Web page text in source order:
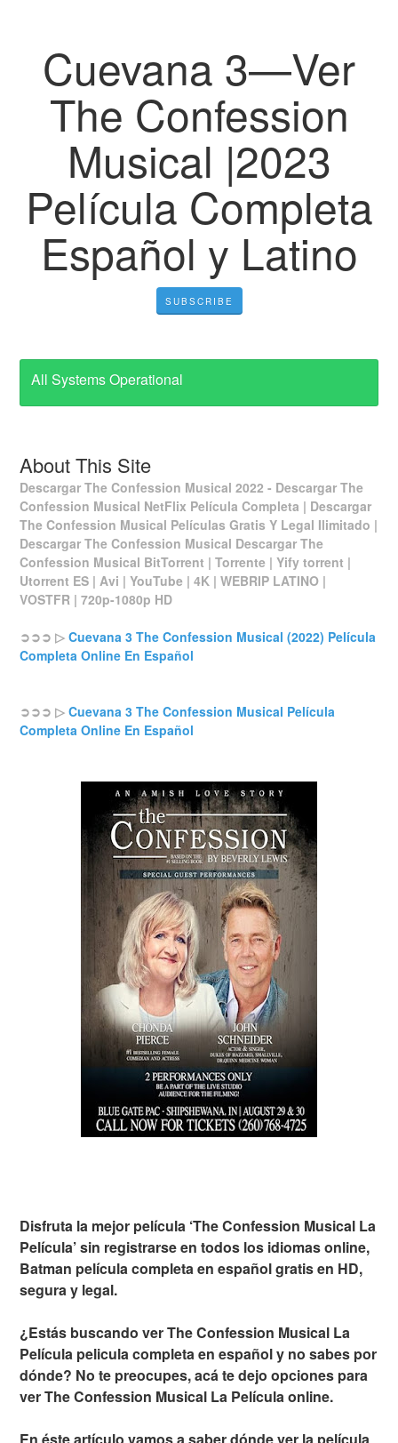
Cuevana 3—Ver
The Confession
Musical |2023
Película Completa
Español y Latino
SUBSCRIBE
All Systems Operational
About This Site
Descargar The Confession Musical 2022 - Descargar The
Confession Musical NetFlix Película Completa | Descargar
The Confession Musical Películas Gratis Y Legal Ilimitado |
Descargar The Confession Musical Descargar The
Confession Musical BitTorrent | Torrente | Yify torrent |
Utorrent ES | Avi | YouTube | 4K | WEBRIP LATINO |
VOSTFR | 720p-1080p HD
➲➲➲ ▷Cuevana 3 The Confession Musical (2022) Película
Completa Online En Español
➲➲➲ ▷Cuevana 3 The Confession Musical Película
Completa Online En Español
Disfruta la mejor película ‘The Confession Musical La
Película’ sin registrarse en todos los idiomas online,
Batman película completa en español gratis en HD,
segura y legal.
¿Estás buscando ver The Confession Musical La
Película pelicula completa en español y no sabes por
dónde? No te preocupes, acá te dejo opciones para
ver The Confession Musical La Película online.